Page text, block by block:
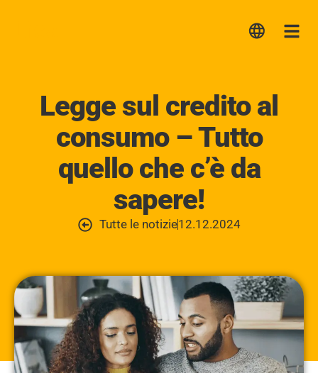
Legge sul credito al
consumo – Tutto
quello che c’è da
sapere!
Tutte le notizie12.12.2024